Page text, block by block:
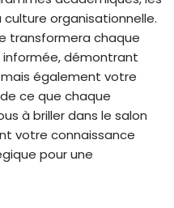
organisationnelle.
transformera chaque
informée, démontrant
également votre
ce que chaque
à briller dans le salon
votre connaissance
pour une